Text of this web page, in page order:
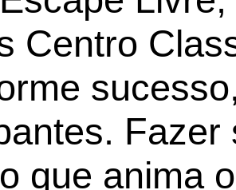
Centro
que anima